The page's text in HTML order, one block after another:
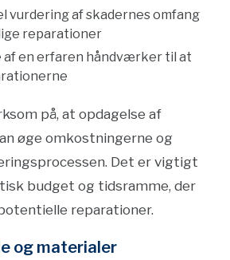
vurdering af skadernes omfang
reparationer
af en erfaren håndværker til at
på, at opdagelse af
øge omkostningerne og
Det er vigtigt
budget og tidsramme, der
reparationer.
og materialer